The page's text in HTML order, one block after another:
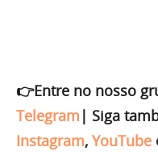
👉Entre no nosso
Telegram | Siga
Instagram, YouTube